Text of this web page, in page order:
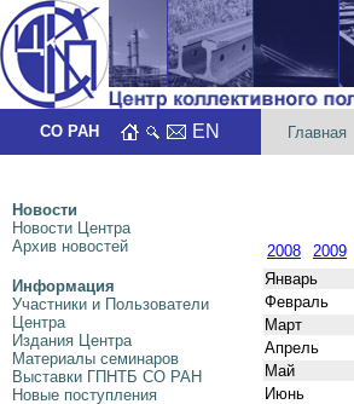
СО РАН EN Главная
Новости
Новости Центра
Архив новостей
Информация
Участники и Пользователи
Центра
Издания Центра
Материалы семинаров
Выставки ГПНТБ СО РАН
Новые поступления
2008 2009
Январь
Февраль
Март
Апрель
Май
Июнь